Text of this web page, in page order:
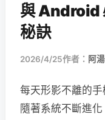
與 Android
秘訣
2026/4/25作者： 阿湯
每天形影不離的
隨著系統不斷進